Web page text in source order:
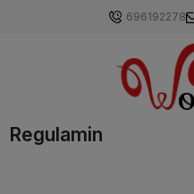
696192278
Regulamin